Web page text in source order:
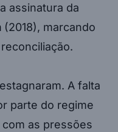
assinatura da
(2018), marcando
A falta
parte do regime
as pressões